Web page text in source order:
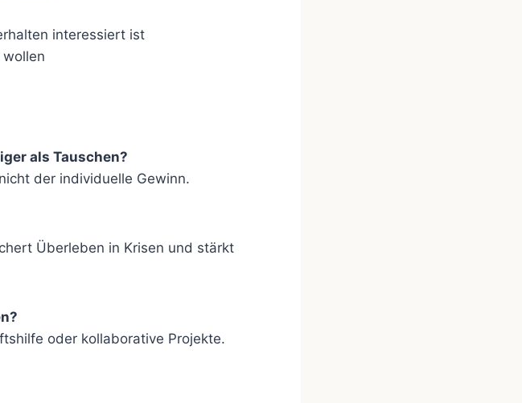
interessiert ist
als Tauschen?
der individuelle Gewinn.
Überleben in Krisen und stärkt
oder kollaborative Projekte.